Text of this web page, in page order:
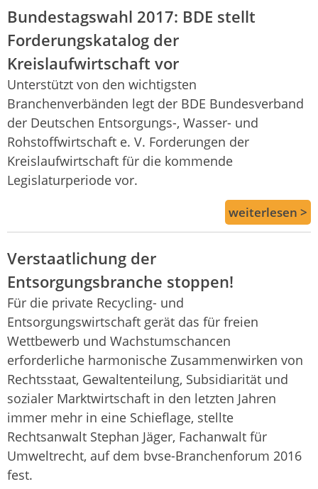
Bundestagswahl 2017: BDE stellt
Forderungskatalog der
Kreislaufwirtschaft vor
Unterstützt von den wichtigsten
Branchenverbänden legt der BDE Bundesverband
der Deutschen Entsorgungs-, Wasser- und
Rohstoffwirtschaft e. V. Forderungen der
Kreislaufwirtschaft für die kommende
Legislaturperiode vor.
weiterlesen >
Verstaatlichung der
Entsorgungsbranche stoppen!
Für die private Recycling- und
Entsorgungswirtschaft gerät das für freien
Wettbewerb und Wachstumschancen
erforderliche harmonische Zusammenwirken von
Rechtsstaat, Gewaltenteilung, Subsidiarität und
sozialer Marktwirtschaft in den letzten Jahren
immer mehr in eine Schieflage, stellte
Rechtsanwalt Stephan Jäger, Fachanwalt für
Umweltrecht, auf dem bvse-Branchenforum 2016
fest.